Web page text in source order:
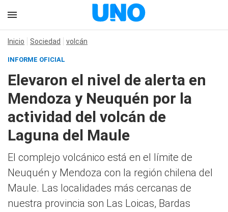
Inicio Sociedad volcán
INFORME OFICIAL
Elevaron el nivel de alerta en
Mendoza y Neuquén por la
actividad del volcán de
Laguna del Maule
El complejo volcánico está en el límite de
Neuquén y Mendoza con la región chilena del
Maule. Las localidades más cercanas de
nuestra provincia son Las Loicas, Bardas